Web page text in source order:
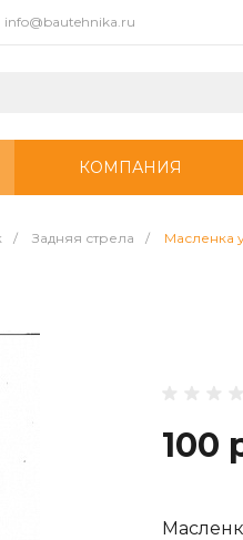
info@bautehnika.ru
КОМПАНИЯ
/ Задняя стрела / Масленка
100